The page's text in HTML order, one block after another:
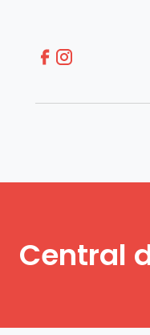
Central